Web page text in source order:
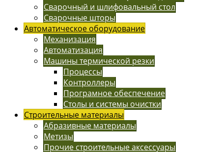
Сварочный и шлифовальный стол
Сварочные шторы
Автоматическое оборудование
Механизация
Автоматизация
Машины термической резки
Процессы
Контроллеры
Програмное обеспечение
Столы и системы очистки
Строительные материалы
Абразивные материалы
Метизы
Прочие строительные аксессуары